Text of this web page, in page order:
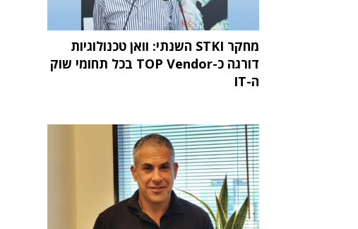
מחקר STKI השנתי: וואן טכנולוגיות
דורגה כ-TOP Vendor בכל תחומי שוק
ה-IT